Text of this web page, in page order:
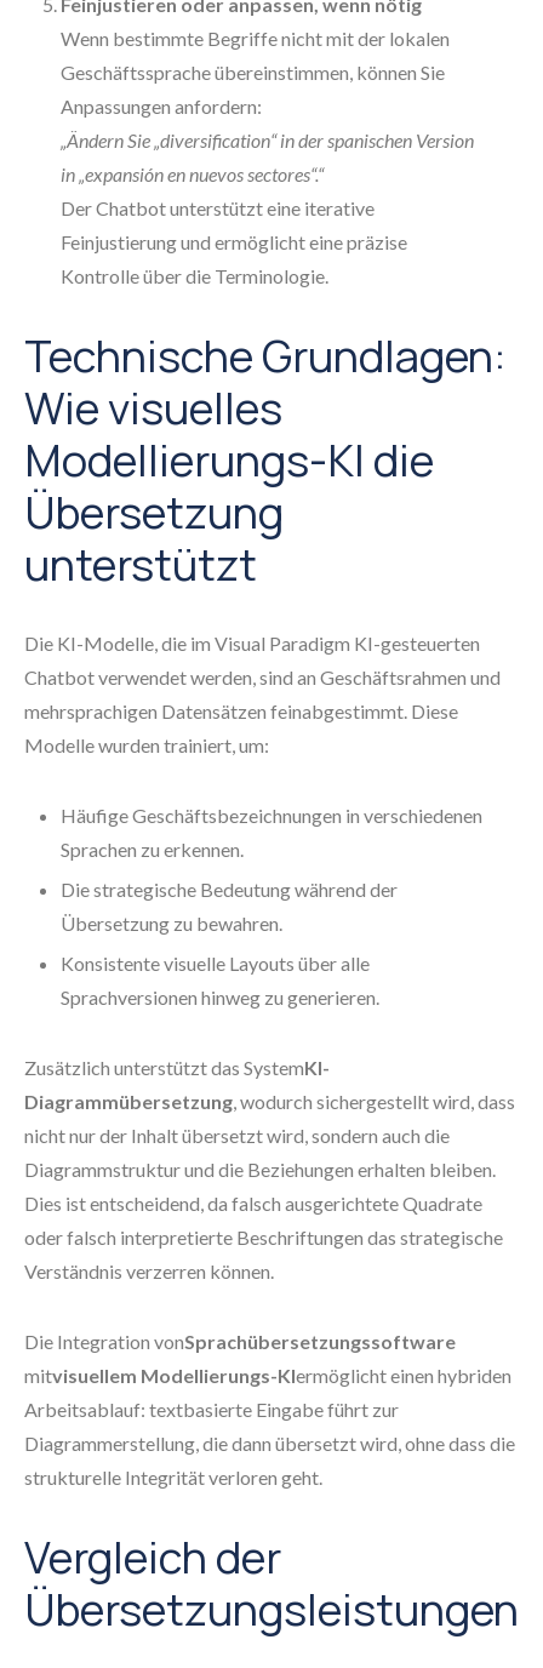
Wenn bestimmte Begriffe nicht mit der lokalen
Geschäftssprache übereinstimmen, können Sie
Anpassungen anfordern:
„Ändern Sie „diversification“ in der spanischen Version
in „expansión en nuevos sectores“.“
Der Chatbot unterstützt eine iterative
Feinjustierung und ermöglicht eine präzise
Kontrolle über die Terminologie.
Technische Grundlagen:
Wie visuelles
Modellierungs-KI die
Übersetzung
unterstützt
Die KI-Modelle, die im Visual Paradigm KI-gesteuerten
Chatbot verwendet werden, sind an Geschäftsrahmen und
mehrsprachigen Datensätzen feinabgestimmt. Diese
Modelle wurden trainiert, um:
Häufige Geschäftsbezeichnungen in verschiedenen
Sprachen zu erkennen.
Die strategische Bedeutung während der
Übersetzung zu bewahren.
Konsistente visuelle Layouts über alle
Sprachversionen hinweg zu generieren.
Zusätzlich unterstützt das SystemKI-
Diagrammübersetzung, wodurch sichergestellt wird, dass
nicht nur der Inhalt übersetzt wird, sondern auch die
Diagrammstruktur und die Beziehungen erhalten bleiben.
Dies ist entscheidend, da falsch ausgerichtete Quadrate
oder falsch interpretierte Beschriftungen das strategische
Verständnis verzerren können.
Die Integration vonSprachübersetzungssoftware
mitvisuellem Modellierungs-KIermöglicht einen hybriden
Arbeitsablauf: textbasierte Eingabe führt zur
Diagrammerstellung, die dann übersetzt wird, ohne dass die
strukturelle Integrität verloren geht.
Vergleich der
Übersetzungsleistungen